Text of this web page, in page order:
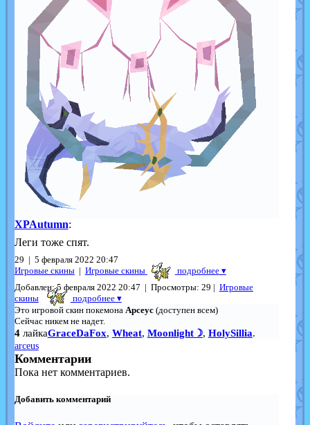
XPAutumn:
Леги тоже спят.
29 | 5 февраля 2022 20:47
Игровые скины | Игровые скины подробнее▾
Добавлен: 5 февраля 2022 20:47 | Просмотры: 29 | Игровые
скины
подробнее ▾
Это игровой скин покемона Арсеус(доступен всем)
Сейчас никем не надет.
4 лайкаGraceDaFox, Wheat, Moonlight☽, HolySillia.
arceus
Комментарии
Пока нет комментариев.
Добавить комментарий